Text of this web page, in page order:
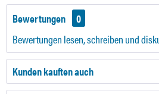
Bewertungen
0
Bewertungen lesen, schreiben und
Kunden kauften auch